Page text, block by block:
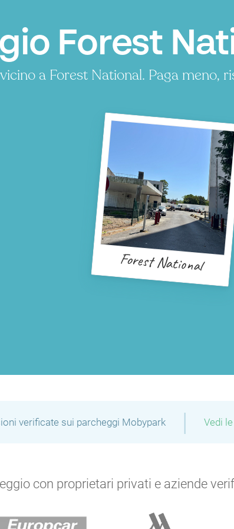
Forest
a Forest National. Paga meno,
Forest National
verificate sui parcheggi Mobypark | Vedi
con proprietari privati e aziende